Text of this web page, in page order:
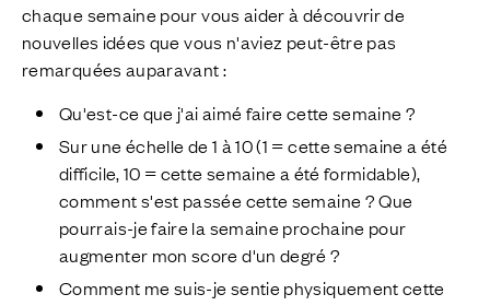
chaque semaine pour vous aider à découvrir de
nouvelles idées que vous n'aviez peut-être pas
remarquées auparavant :
Qu'est-ce que j'ai aimé faire cette semaine ?
Sur une échelle de 1 à 10 (1 = cette semaine a été
difficile, 10 = cette semaine a été formidable),
comment s'est passée cette semaine ? Que
pourrais-je faire la semaine prochaine pour
augmenter mon score d'un degré ?
Comment me suis-je sentie physiquement cette